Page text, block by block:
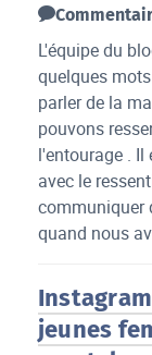
L'équipe du
quelques
parler de la
pouvons
l'entourage . Il
avec le
communiquer
quand nous
jeunes